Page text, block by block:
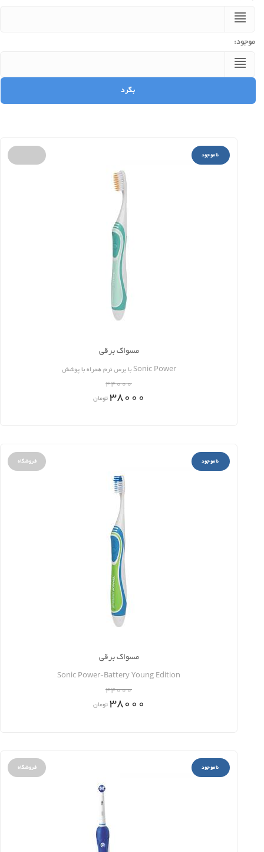
موجود:
ناموجود
مسواک برقی
Sonic Power با برس نرم همراه با پوشش
44000
38000تومان
ناموجود فروشگاه
مسواک برقی
Sonic Power-Battery Young Edition
44000
38000تومان
ناموجود فروشگاه